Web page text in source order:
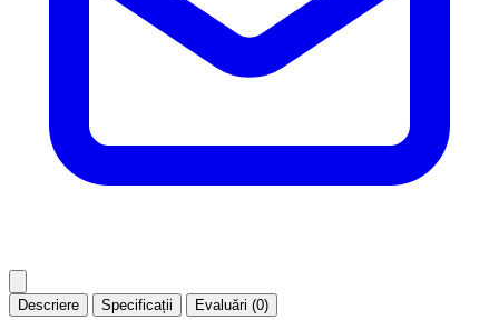
Descriere Specificații Evaluări (0)